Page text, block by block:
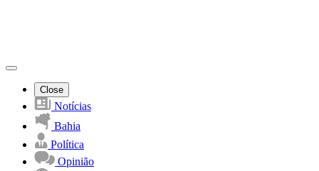
Close
Notícias
Bahia
Política
Opinião